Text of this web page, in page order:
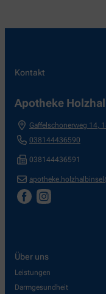
Kontakt
Apotheke
Gaffelschonerweg 14
038144436590
038144436591
Über uns
Leistungen
Darmgesundheit